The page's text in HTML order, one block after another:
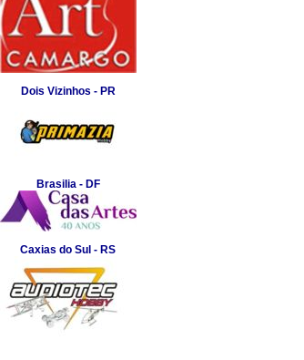
Dois Vizinhos - PR
Brasilia - DF
Caxias do Sul - RS